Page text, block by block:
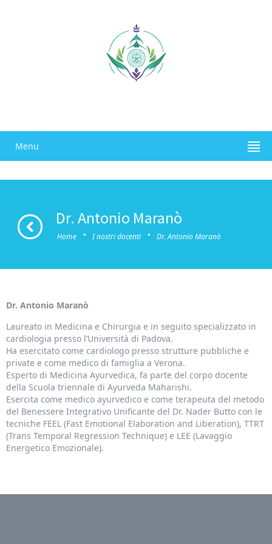
Menu
Dr. Antonio Maranò
Home · I nostri docenti · Dr. Antonio Maranò
Dr. Antonio Maranò
Laureato in Medicina e Chirurgia e in seguito specializzato in
cardiologia presso l’Università di Padova.
Ha esercitato come cardiologo presso strutture pubbliche e
private e come medico di famiglia a Verona.
Esperto di Medicina Ayurvedica, fa parte del corpo docente
della Scuola triennale di Ayurveda Maharishi.
Esercita come medico ayurvedico e come terapeuta del metodo
del Benessere Integrativo Unificante del Dr. Nader Butto con le
tecniche FEEL (Fast Emotional Elaboration and Liberation), TTRT
(Trans Temporal Regression Technique) e LEE (Lavaggio
Energetico Emozionale).